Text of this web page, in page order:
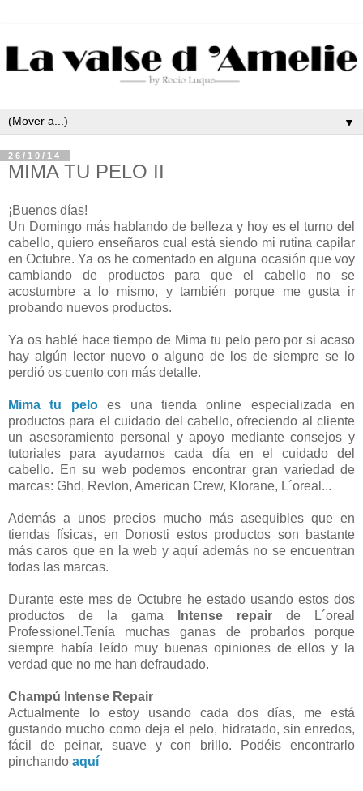
▼
26/10/14
MIMA TU PELO II
¡Buenos días!
Un Domingo más hablando de belleza y hoy es el turno del
cabello, quiero enseñaros cual está siendo mi rutina capilar
en Octubre. Ya os he comentado en alguna ocasión que voy
cambiando de productos para que el cabello no se
acostumbre a lo mismo, y también porque me gusta ir
probando nuevos productos.
Ya os hablé hace tiempo de Mima tu pelo pero por si acaso
hay algún lector nuevo o alguno de los de siempre se lo
perdió os cuento con más detalle.
Mima tu pelo
es una tienda online especializada en
productos para el cuidado del cabello, ofreciendo al cliente
un asesoramiento personal y apoyo mediante consejos y
tutoriales para ayudarnos cada día en el cuidado del
cabello. En su web podemos encontrar gran variedad de
marcas: Ghd, Revlon, American Crew, Klorane, L´oreal...
Además a unos precios mucho más asequibles que en
tiendas físicas, en Donosti estos productos son bastante
más caros que en la web y aquí además no se encuentran
todas las marcas.
Durante este mes de Octubre he estado usando estos dos
productos de la gama
Intense repair de L´oreal
Professionel.Tenía muchas ganas de probarlos porque
siempre había leído muy buenas opiniones de ellos y la
verdad que no me han defraudado.
Champú Intense Repair
Actualmente lo estoy usando cada dos días, me está
gustando mucho como deja el pelo, hidratado, sin enredos,
fácil de peinar, suave y con brillo. Podéis encontrarlo
pinchando aquí